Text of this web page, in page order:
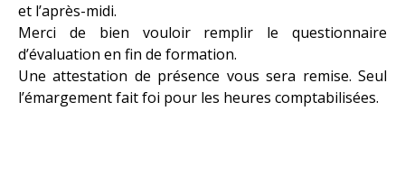
et l’après-midi.
Merci de bien vouloir remplir le questionnaire
d’évaluation en fin de formation.
Une attestation de présence vous sera remise. Seul
l’émargement fait foi pour les heures comptabilisées.